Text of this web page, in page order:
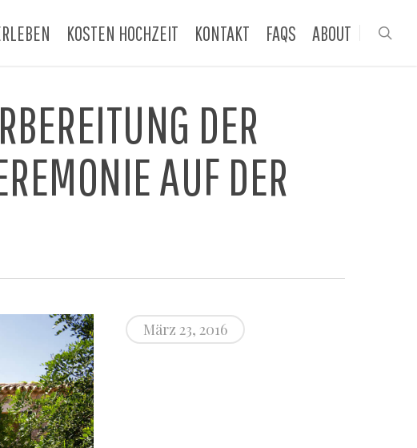
KOSTEN HOCHZEIT KONTAKT FAQS ABOUT
DER
AUF DER
März 23, 2016